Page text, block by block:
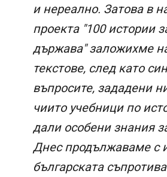
и нереално. Затова в
проекта "100 истории
държава" заложихме
текстове, след като
въпросите, зададени
чиито учебници по
дали особени знания
Днес продължаваме с
българската